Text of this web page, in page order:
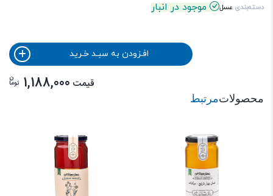
دسته‌بندی عسل موجود در انبار
افـزودن به سبـد خـرید
قیمت 1,188,000 توما
ن
محصولاتمرتبط
عسل سفید 600
گرمی هاکان
1,188,000 تومان